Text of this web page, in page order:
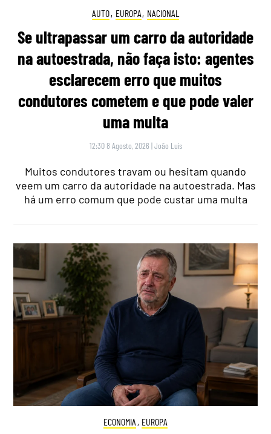
AUTO, EUROPA, NACIONAL
Se ultrapassar um carro da autoridade
na autoestrada, não faça isto: agentes
esclarecem erro que muitos
condutores cometem e que pode valer
uma multa
12:30 8 Agosto, 2026 |João Luís
Muitos condutores travam ou hesitam quando
veem um carro da autoridade na autoestrada. Mas
há um erro comum que pode custar uma multa
ECONOMIA , EUROPA